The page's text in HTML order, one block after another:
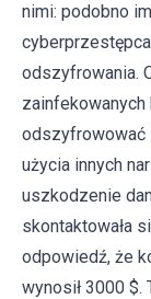
nimi: podobno
odszyfrowania.
odszyfrowować
użycia innych
uszkodzenie
skontaktowała
odpowiedź, że
wynosił 3000 $.